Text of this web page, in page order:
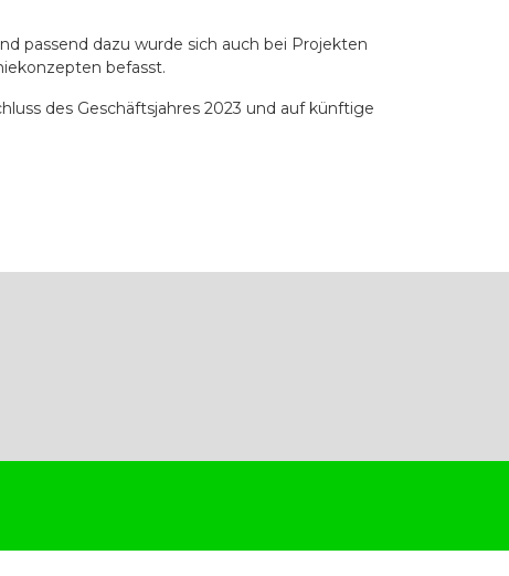
passend dazu wurde sich auch bei Projekten
befasst.
des Geschäftsjahres 2023 und auf künftige